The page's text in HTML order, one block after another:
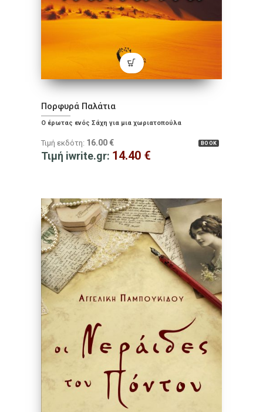
Πορφυρά Παλάτια
Ο έρωτας ενός Σάχη για μια χωριατοπούλα
BOOK
Τιμή εκδότη: 16.00 €
Τιμή iwrite.gr: 14.40 €